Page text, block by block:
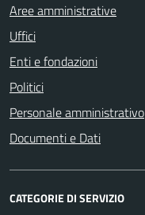
Aree amministrative
Uffici
Enti e fondazioni
Politici
Personale amministrativo
Documenti e Dati
CATEGORIE DI SERVIZIO